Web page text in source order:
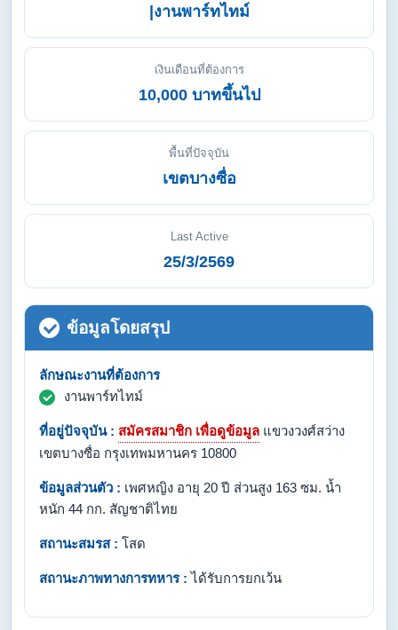
|งานพาร์ทไทม์
เงินเดือนที่ต้องการ
10,000 บาทขึ้นไป
พื้นที่ปัจจุบัน
เขตบางซื่อ
Last Active
25/3/2569
ข้อมูลโดยสรุป
ลักษณะงานที่ต้องการ
งานพาร์ทไทม์
ที่อยู่ปัจจุบัน : สมัครสมาชิก เพื่อดูข้อมูล แขวงวงศ์สว่าง
เขตบางซื่อ กรุงเทพมหานคร 10800
ข้อมูลส่วนตัว : เพศหญิง อายุ 20 ปี ส่วนสูง 163 ซม. น้ำ
หนัก 44 กก. สัญชาติไทย
สถานะสมรส : โสด
สถานะภาพทางการทหาร : ได้รับการยกเว้น